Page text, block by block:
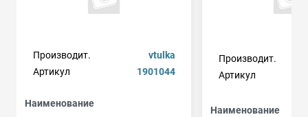
Производит.
vtulka
Артикул
1901044
Наименование
Производит.
Артикул
Наименование